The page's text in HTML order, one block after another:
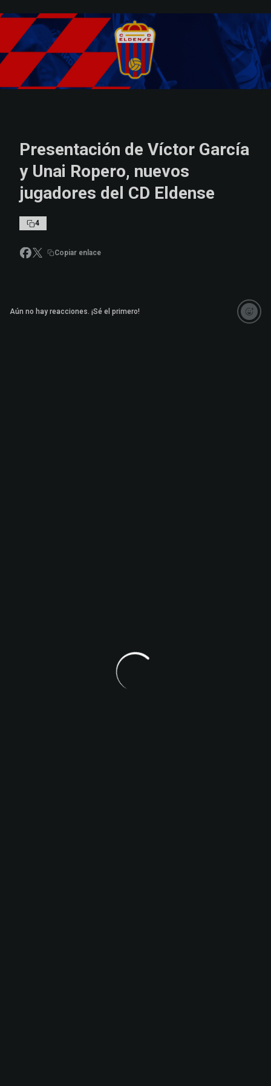
Presentación de Víctor García
y Unai Ropero, nuevos
jugadores del CD Eldense
4
Copiar enlace
Aún no hay reacciones. ¡Sé el primero!